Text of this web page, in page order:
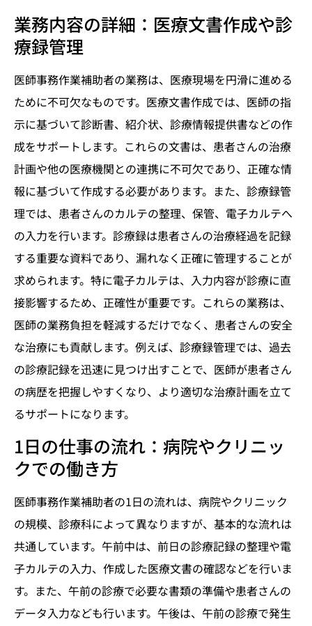
業務内容の詳細：医療文書作成や診
療録管理
医師事務作業補助者の業務は、医療現場を円滑に進める
ために不可欠なものです。医療文書作成では、医師の指
示に基づいて診断書、紹介状、診療情報提供書などの作
成をサポートします。これらの文書は、患者さんの治療
計画や他の医療機関との連携に不可欠であり、正確な情
報に基づいて作成する必要があります。また、診療録管
理では、患者さんのカルテの整理、保管、電子カルテへ
の入力を行います。診療録は患者さんの治療経過を記録
する重要な資料であり、漏れなく正確に管理することが
求められます。特に電子カルテは、入力内容が診療に直
接影響するため、正確性が重要です。これらの業務は、
医師の業務負担を軽減するだけでなく、患者さんの安全
な治療にも貢献します。例えば、診療録管理では、過去
の診療記録を迅速に見つけ出すことで、医師が患者さん
の病歴を把握しやすくなり、より適切な治療計画を立て
るサポートになります。
1日の仕事の流れ：病院やクリニッ
クでの働き方
医師事務作業補助者の1日の流れは、病院やクリニック
の規模、診療科によって異なりますが、基本的な流れは
共通しています。午前中は、前日の診療記録の整理や電
子カルテの入力、作成した医療文書の確認などを行いま
す。また、午前の診療で必要な書類の準備や患者さんの
データ入力なども行います。午後は、午前の診療で発生